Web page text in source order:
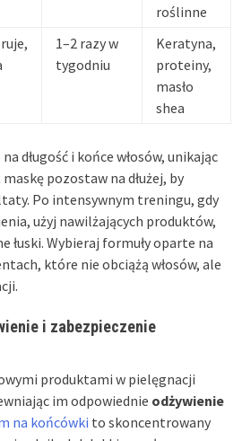
roślinne
1–2 razy w
tygodniu
Keratyna,
proteiny,
masło
shea
długość i końce włosów, unikając
pozostaw na dłużej, by
Po intensywnym treningu, gdy
użyj nawilżających produktów,
łuski. Wybieraj formuły oparte na
które nie obciążą włosów, ale
i zabezpieczenie
produktami w pielęgnacji
im odpowiednie odżywienie
na końcówki to skoncentrowany